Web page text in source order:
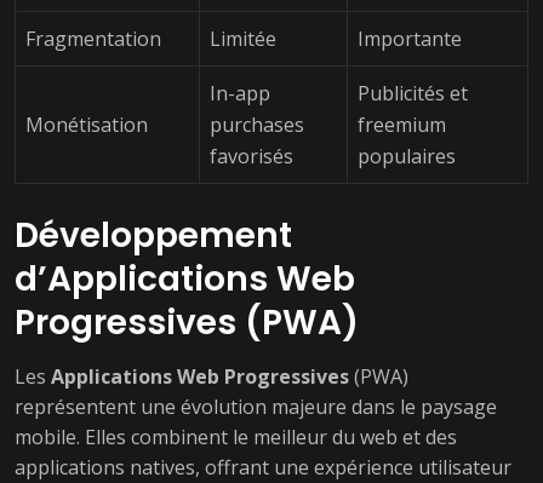
Fragmentation Limitée Importante
Monétisation
In-app
purchases
favorisés
Publicités et
freemium
populaires
Développement
d’Applications Web
Progressives (PWA)
Les Applications Web Progressives(PWA)
représentent une évolution majeure dans le paysage
mobile. Elles combinent le meilleur du web et des
applications natives, offrant une expérience utilisateur